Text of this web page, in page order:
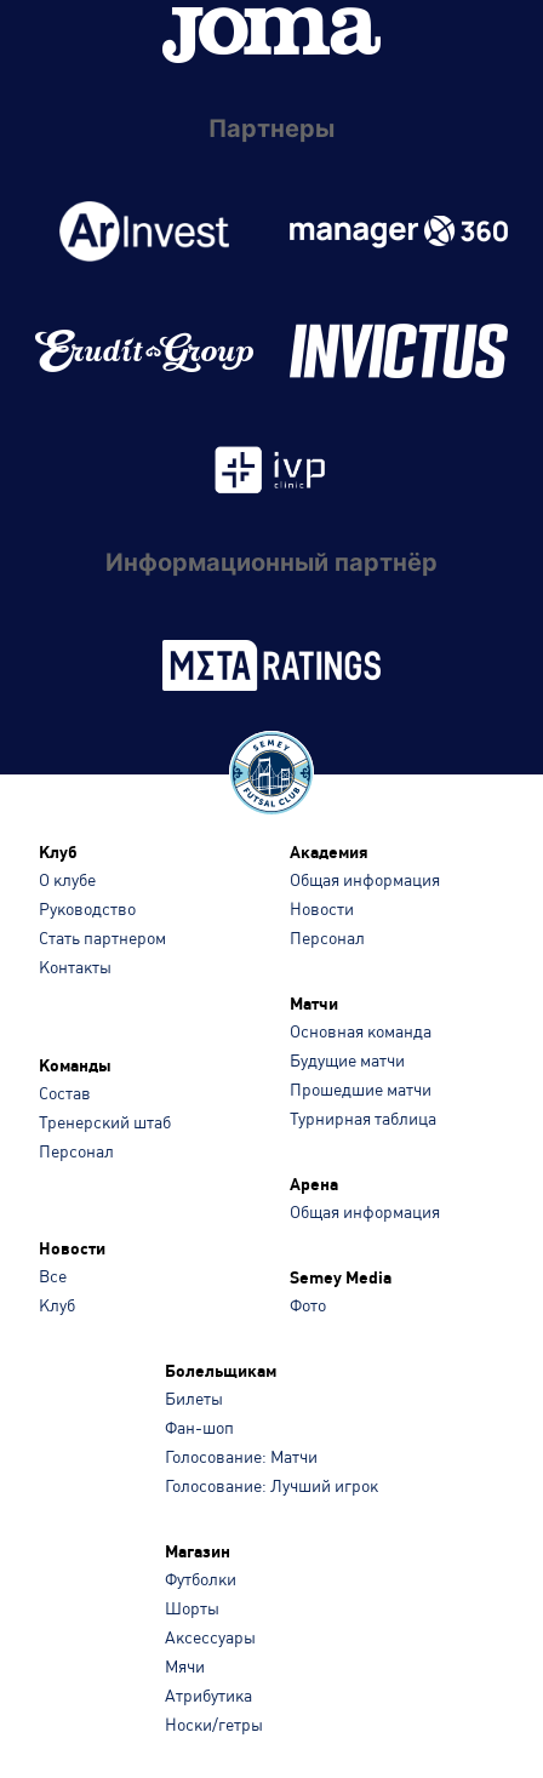
Партнеры
Информационный партнёр
Клуб
О клубе
Руководство
Стать партнером
Контакты
Команды
Состав
Тренерский штаб
Персонал
Новости
Все
Клуб
Академия
Общая информация
Новости
Персонал
Матчи
Основная команда
Будущие матчи
Прошедшие матчи
Турнирная таблица
Арена
Общая информация
Semey Media
Фото
Болельщикам
Билеты
Фан-шоп
Голосование: Матчи
Голосование: Лучший игрок
Магазин
Футболки
Шорты
Аксессуары
Мячи
Атрибутика
Носки/гетры